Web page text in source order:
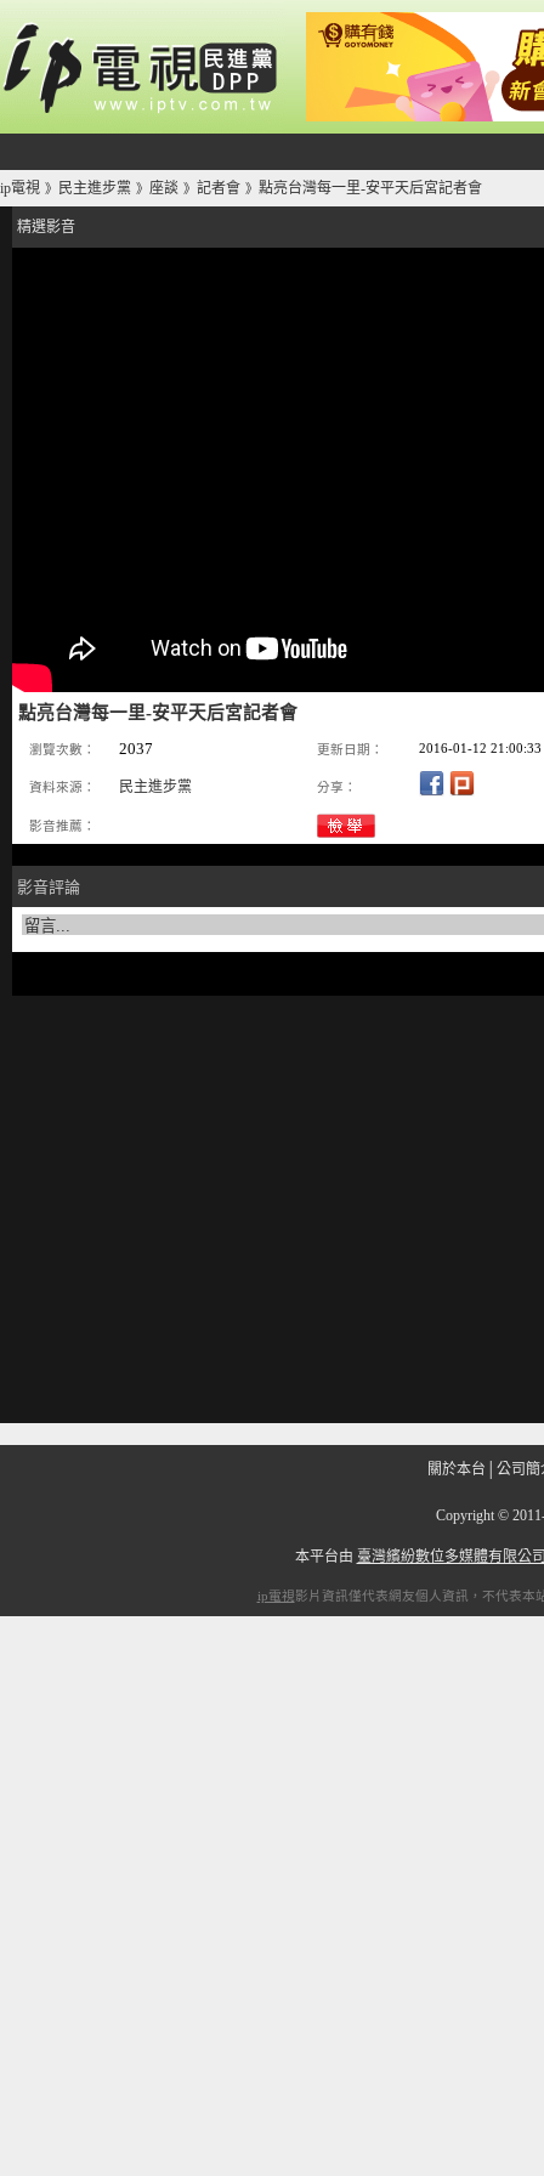
ip電視 》 民主進步黨 》 座談 》 記者會 》 點亮台灣每一里-安平天后宮記者會
精選影音
點亮台灣每一里-安平天后宮記者會
瀏覽次數： 2037 更新日期： 2016-01-12 21:00:33
資料來源： 民主進步黨 分享：
影音推薦：
影音評論
關於本台 公司簡
Copyright ©
本平台由 臺灣繽紛數位多媒體有限公
ip電視影片資訊僅代表網友個人資訊，不代表本